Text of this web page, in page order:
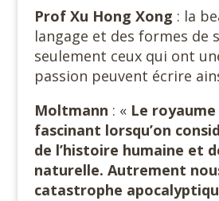
Prof Xu Hong Xong : la
langage et des formes de
seulement ceux qui ont
passion peuvent écrire
Moltmann : « Le
fascinant lorsqu’on
de l’histoire humaine et
naturelle. Autrement
catastrophe